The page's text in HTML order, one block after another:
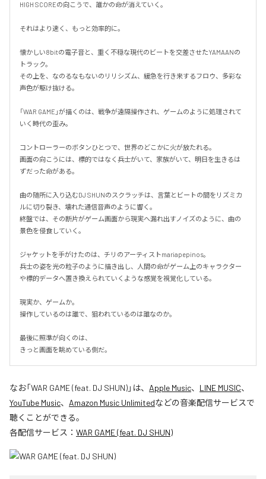
HIGH SCOREの向こうで、誰かの命が消えていく。
それはより速く、もっと効率的に。
懐かしい8bitの電子音と、重く不穏な現代のビートを交差させたYAMAANの
トラック。
その上を、なのるなもないのリリシズム、緩急を行き来するフロウ、多彩な
声色が駆け抜ける。
「WAR GAME」が描くのは、戦争が遠隔操作され、ゲームのように処理されて
いく時代の歪み。
コントローラーのボタンひとつで、世界のどこかに火が放たれる。
画面の向こうには、標的ではなく兵士がいて、家族がいて、明日を生きるは
ずだった命がある。
曲の随所に入り込むDJ SHUNのスクラッチは、言葉とビートの間をリズミカ
ルに切り裂き、壊れた通信音声のように響く。
終盤では、その断片がゲーム画面から現実へ漏れ出すノイズのように、曲の
景色を侵食していく。
ジャケットを手がけたのは、チリのアーティストmariapepinos。
兵士の姿を光の粒子のように描き出し、人間の命がゲーム上のキャラクター
や標的データへ置き換えられていくような感覚を視覚化している。
現実か、ゲームか。
操作しているのは誰で、狙われているのは誰なのか。
最後に照準が向くのは、
きっと画面を眺めている側だ。
なお「WAR GAME (feat. DJ SHUN)」は、 Apple Music、 LINE MUSIC、
YouTube Music、 Amazon Music Unlimitedなどの音楽配信サービスで
聴くことができる。
各配信サービス： WAR GAME (feat. DJ SHUN)